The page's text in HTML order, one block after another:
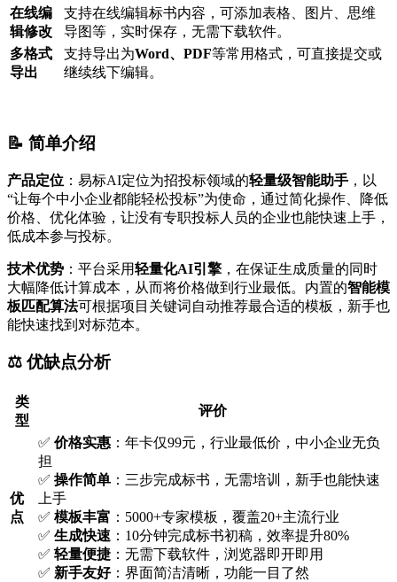
在线编
辑修改
支持在线编辑标书内容，可添加表格、图片、思维
导图等，实时保存，无需下载软件。
多格式
导出
支持导出为Word、PDF等常用格式，可直接提交或
继续线下编辑。
📝 简单介绍
产品定位 ：易标AI定位为招投标领域的轻量级智能助手 ，以
“让每个中小企业都能轻松投标”为使命，通过简化操作、降低
价格、优化体验，让没有专职投标人员的企业也能快速上手，
低成本参与投标。
技术优势 ：平台采用轻量化AI引擎 ，在保证生成质量的同时
大幅降低计算成本，从而将价格做到行业最低。内置的智能模
板匹配算法可根据项目关键词自动推荐最合适的模板，新手也
能快速找到对标范本。
⚖️ 优缺点分析
类
型
评价
优
点
✅ 价格实惠 ：年卡仅99元，行业最低价，中小企业无负
担
✅ 操作简单 ：三步完成标书，无需培训，新手也能快速
上手
✅ 模板丰富 ：5000+专家模板，覆盖20+主流行业
✅ 生成快速 ：10分钟完成标书初稿，效率提升80%
✅ 轻量便捷 ：无需下载软件，浏览器即开即用
✅ 新手友好：界面简洁清晰，功能一目了然